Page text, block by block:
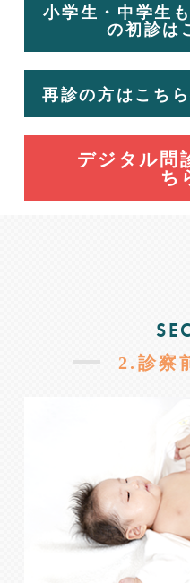
小学生・中学生
の初診は
再診の方はこち
デジタル問
ち
2.診察